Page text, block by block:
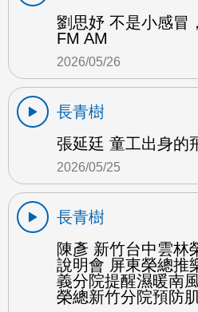
劉思妤 不是小感冒
FM AM
2026/05/26
長青樹
張延廷 童工出身的
2026/05/25
長青樹
陳彥 新竹台中雲林
說明會 屏東榮總推
義分院提醒濕暖南
榮總新竹分院預防